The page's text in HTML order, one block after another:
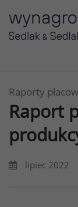
Raporty
Raport
lipiec 2022